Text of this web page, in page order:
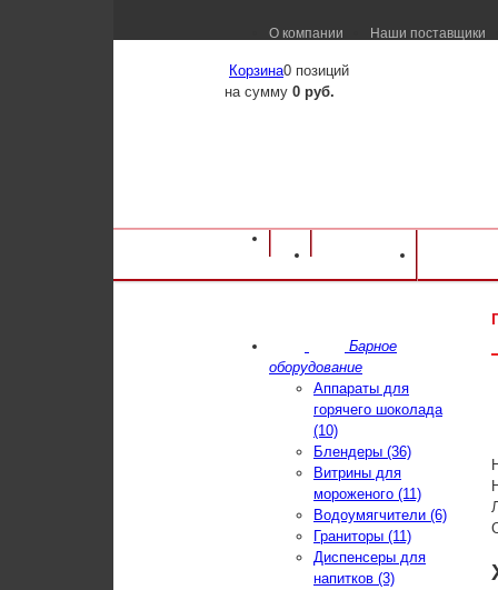
О компании Наши поставщики
Корзина0 позиций
на сумму 0 руб.
Оборудование для ресторанов и кафе
Барное
оборудование
Аппараты для
горячего шоколада
(10)
Блендеры (36)
Витрины для
мороженого (11)
Водоумягчители (6)
Граниторы (11)
Диспенсеры для
напитков (3)